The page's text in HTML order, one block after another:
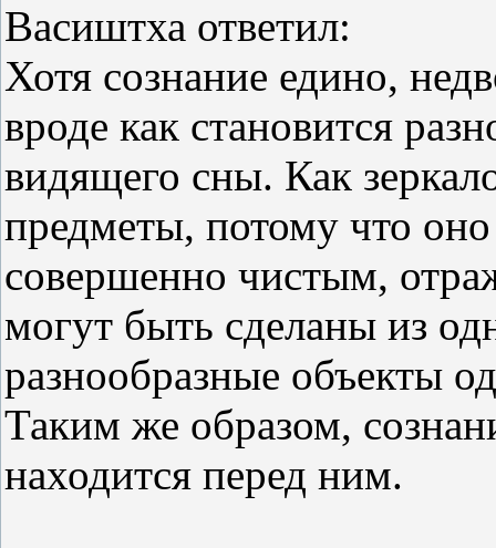
Васиштха ответил:
Хотя сознание едино,
вроде как становится
видящего сны. Как
предметы, потому что
совершенно чистым,
могут быть сделаны из
разнообразные объекты
Таким же образом,
находится перед ним.